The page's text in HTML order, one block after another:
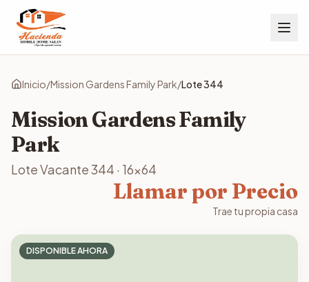
Inicio/Mission Gardens Family Park/Lote344
Mission Gardens Family
Park
Lote Vacante344 · 16x64
Llamar por Precio
Trae tu propia casa
DISPONIBLE AHORA